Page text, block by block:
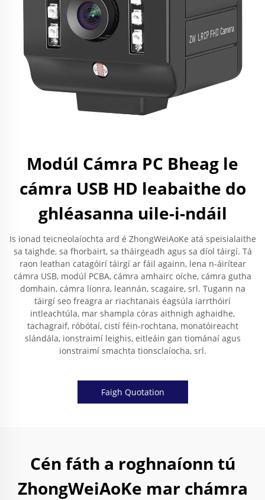
Modúl Cámra PC Bheag le
cámra USB HD leabaithe do
ghléasanna uile-i-ndáil
Is ionad teicneolaíochta ard é ZhongWeiAoKe atá speisialaithe
sa taighde, sa fhorbairt, sa tháirgeadh agus sa díol táirgí. Tá
raon leathan catagóirí táirgí ar fáil againn, lena n-áirítear
cámra USB, modúl PCBA, cámra amhairc oíche, cámra gutha
domhain, cámra líonra, leannán, scagaire, srl. Tugann na
táirgí seo freagra ar riachtanais éagsúla iarrthóirí
intleachtúla, mar shampla córas aithnigh aghaidhe,
tachagraif, róbótaí, cistí féin-rochtana, monatóireacht
slándála, ionstraimí leighis, eitleáin gan tiománaí agus
ionstraimí smachta tionsclaíocha, srl.
Faigh Quotation
Cén fáth a roghnaíonn tú
ZhongWeiAoKe mar chámra